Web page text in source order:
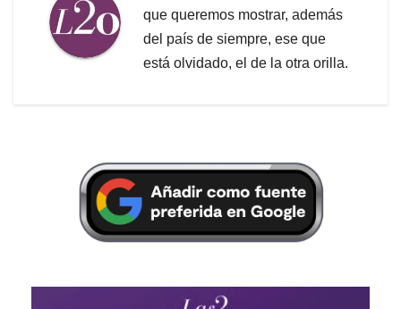
que queremos mostrar, además
del país de siempre, ese que
está olvidado, el de la otra orilla.